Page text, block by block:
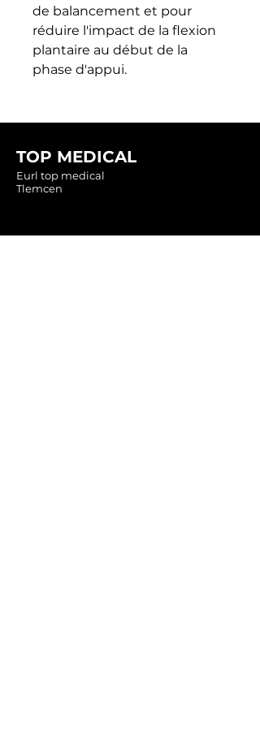
de balancement et pour
réduire l'impact de la flexion
plantaire au début de la
phase d'appui.
TOP MEDICAL
Eurl top medical
Tlemcen